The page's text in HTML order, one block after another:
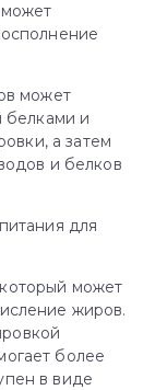
может
белками и
а затем
и белков
для
может
жиров.
более
в виде